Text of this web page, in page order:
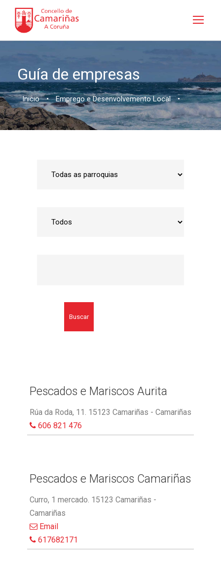
Guía de empresas
Inicio • Emprego e Desenvolvemento Local •
Buscar
Pescados e Mariscos Aurita
Rúa da Roda, 11. 15123 Camariñas - Camariñas
606 821 476
Pescados e Mariscos Camariñas
Curro, 1 mercado. 15123 Camariñas -
Camariñas
Email
617682171